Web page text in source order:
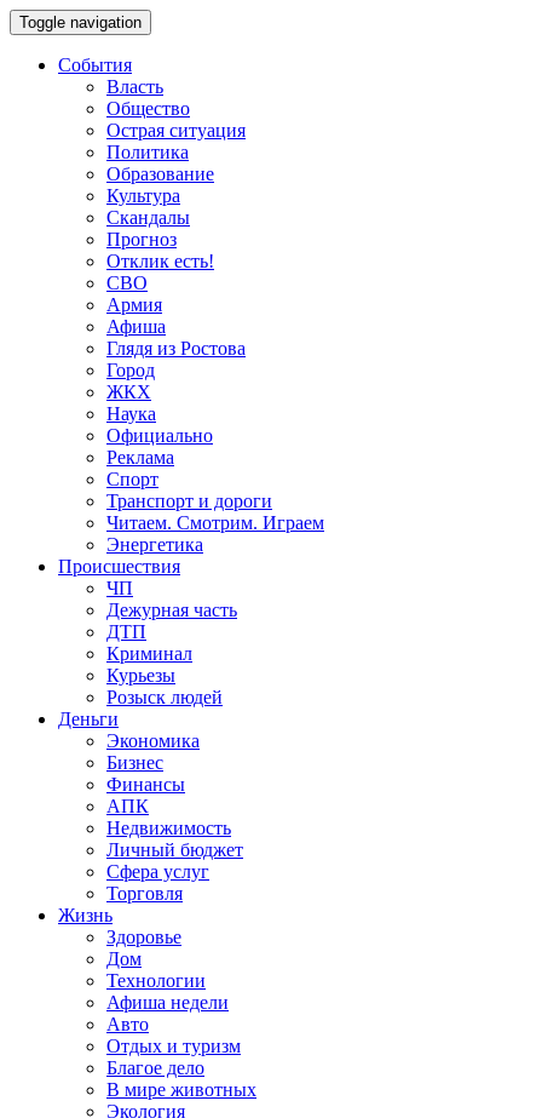
Toggle navigation
События
Власть
Общество
Острая ситуация
Политика
Образование
Культура
Скандалы
Прогноз
Отклик есть!
СВО
Армия
Афиша
Глядя из Ростова
Город
ЖКХ
Наука
Официально
Реклама
Спорт
Транспорт и дороги
Читаем. Смотрим. Играем
Энергетика
Происшествия
ЧП
Дежурная часть
ДТП
Криминал
Курьезы
Розыск людей
Деньги
Экономика
Бизнес
Финансы
АПК
Недвижимость
Личный бюджет
Сфера услуг
Торговля
Жизнь
Здоровье
Дом
Технологии
Афиша недели
Авто
Отдых и туризм
Благое дело
В мире животных
Экология